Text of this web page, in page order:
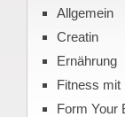
Allgemein
Creatin
Ernährung
Fitness mit
Form Your